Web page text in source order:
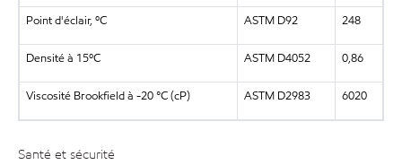
Point d'éclair, ºC ASTM D92 248
Densité à 15ºC ASTM D4052 0,86
Viscosité Brookfield à -20 °C (cP) ASTM D2983 6020
Santé et sécurité